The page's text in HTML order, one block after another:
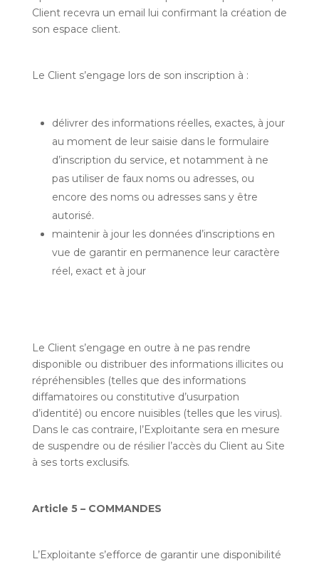
Client recevra un email lui confirmant la création de
son espace client.
Le Client s’engage lors de son inscription à :
délivrer des informations réelles, exactes, à jour
au moment de leur saisie dans le formulaire
d’inscription du service, et notamment à ne
pas utiliser de faux noms ou adresses, ou
encore des noms ou adresses sans y être
autorisé.
maintenir à jour les données d’inscriptions en
vue de garantir en permanence leur caractère
réel, exact et à jour
Le Client s’engage en outre à ne pas rendre
disponible ou distribuer des informations illicites ou
répréhensibles (telles que des informations
diffamatoires ou constitutive d’usurpation
d’identité) ou encore nuisibles (telles que les virus).
Dans le cas contraire, l’Exploitante sera en mesure
de suspendre ou de résilier l’accès du Client au Site
à ses torts exclusifs.
Article 5 – COMMANDES
L’Exploitante s’efforce de garantir une disponibilité